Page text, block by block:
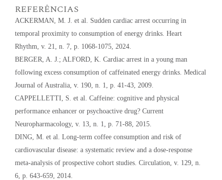
REFERÊNCIAS
ACKERMAN, M. J. et al. Sudden cardiac arrest occurring in
temporal proximity to consumption of energy drinks. Heart
Rhythm, v. 21, n. 7, p. 1068-1075, 2024.
BERGER, A. J.; ALFORD, K. Cardiac arrest in a young man
following excess consumption of caffeinated energy drinks. Medical
Journal of Australia, v. 190, n. 1, p. 41-43, 2009.
CAPPELLETTI, S. et al. Caffeine: cognitive and physical
performance enhancer or psychoactive drug? Current
Neuropharmacology, v. 13, n. 1, p. 71-88, 2015.
DING, M. et al. Long-term coffee consumption and risk of
cardiovascular disease: a systematic review and a dose-response
meta-analysis of prospective cohort studies. Circulation, v. 129, n.
6, p. 643-659, 2014.